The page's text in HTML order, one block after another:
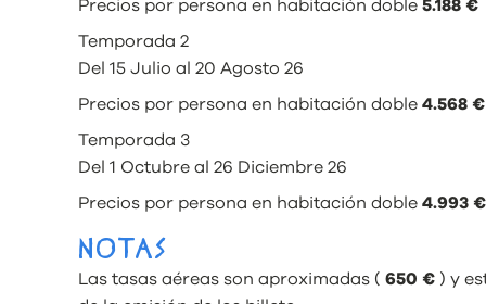
Precios por persona en habitación doble 5.188 €
Temporada 2
Del 15 Julio al 20 Agosto 26
Precios por persona en habitación doble 4.568 €
Temporada 3
Del 1 Octubre al 26 Diciembre 26
Precios por persona en habitación doble 4.993 €
NOTAS
Las tasas aéreas son aproximadas ( 650 € ) y